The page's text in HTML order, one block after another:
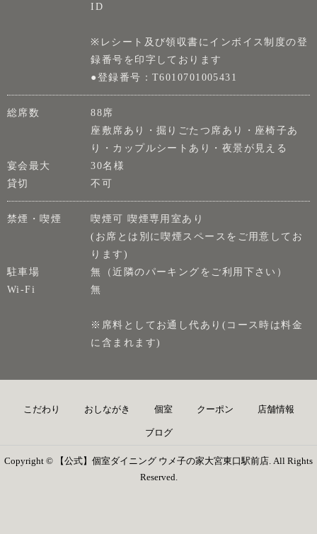
ID
※レシート及び領収書にインボイス制度の登
録番号を印字しております
●登録番号：T6010701005431
総席数
88席
座敷席あり・掘りごたつ席あり・座椅子あ
り・カップルシートあり・夜景が見える
宴会最大
30名様
貸切
不可
禁煙・喫煙
喫煙可 喫煙専用室あり
(お席とは別に喫煙スペースをご用意してお
ります)
駐車場
無（近隣のパーキングをご利用下さい）
Wi-Fi
無
※席料としてお通し代あり(コース時は料金
に含まれます)
こだわり おしながき 個室 クーポン 店舗情報
ブログ
Copyright © 【公式】個室ダイニング ウメ子の家大宮東口駅前店. All Rights
Reserved.